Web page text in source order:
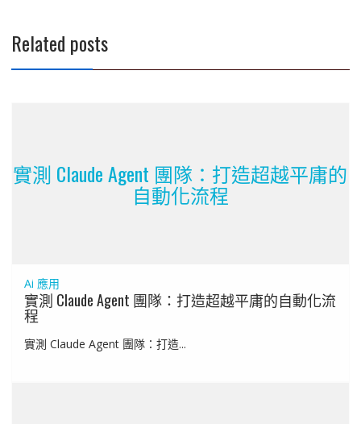
Related posts
實測 Claude Agent 團隊：打造超越平庸的
自動化流程
Ai 應用
實測 Claude Agent 團隊：打造超越平庸的自動化流
程
實測 Claude Agent 團隊：打造...